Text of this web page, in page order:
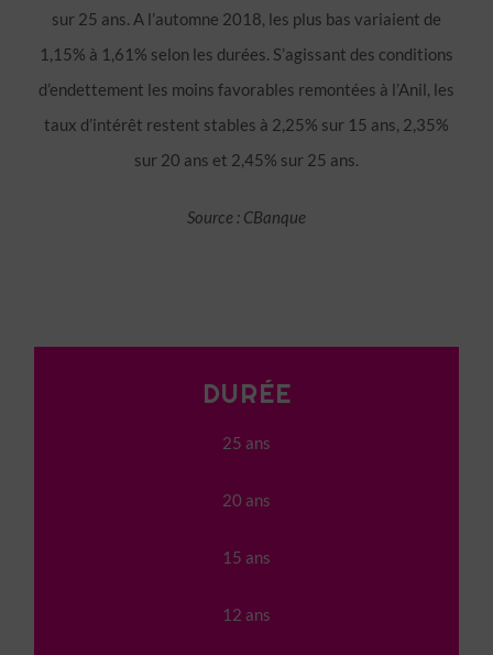
sur 25 ans. A l’automne 2018, les plus bas variaient de
1,15% à 1,61% selon les durées. S’agissant des conditions
d’endettement les moins favorables remontées à l’Anil, les
taux d’intérêt restent stables à 2,25% sur 15 ans, 2,35%
sur 20 ans et 2,45% sur 25 ans.
Source : CBanque
DURÉE
25 ans
20 ans
15 ans
12 ans